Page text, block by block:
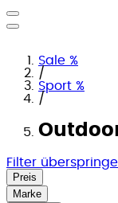
Sale %
/
Sport %
/
Filter
Preis
Marke